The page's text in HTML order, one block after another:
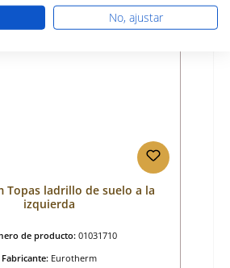
Topas ladrillo de suelo a la
izquierda
de producto: 01031710
Fabricante: Eurotherm
No, ajustar